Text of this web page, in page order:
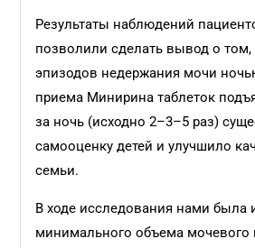
Результаты наблюдений
позволили сделать вывод о
эпизодов недержания мочи
приема Минирина таблеток
за ночь (исходно 2–3–5 раз)
самооценку детей и улучшило
семьи.
В ходе исследования нами была
минимального объема мочевого